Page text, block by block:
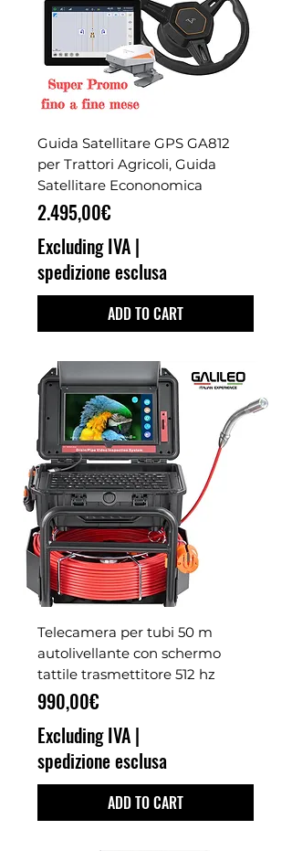
Guida Satellitare GPS GA812
per Trattori Agricoli, Guida
Satellitare Econonomica
Price
2.495,00€
Excluding IVA |
spedizione esclusa
ADD TO CART
Telecamera per tubi 50 m
autolivellante con schermo
tattile trasmettitore 512 hz
Price
990,00€
Excluding IVA |
spedizione esclusa
ADD TO CART